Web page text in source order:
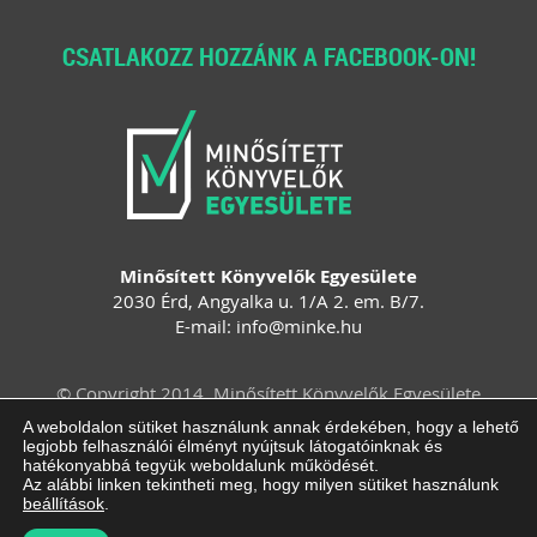
CSATLAKOZZ HOZZÁNK A FACEBOOK-ON!
Minősített Könyvelők Egyesülete
2030 Érd, Angyalka u. 1/A 2. em. B/7.
E-mail: info@minke.hu
© Copyright 2014. Minősített Könyvelők Egyesülete
Felhasználási feltételek
Adatvédelem
Impresszum
ÁSZF
Süti beállítások
módosítása
Arculattervezés, honlaptervezés: Kreatív Vonalak
A weboldalon sütiket használunk annak érdekében, hogy a lehető
legjobb felhasználói élményt nyújtsuk látogatóinknak és
hatékonyabbá tegyük weboldalunk működését.
Az alábbi linken tekintheti meg, hogy milyen sütiket használunk
beállítások